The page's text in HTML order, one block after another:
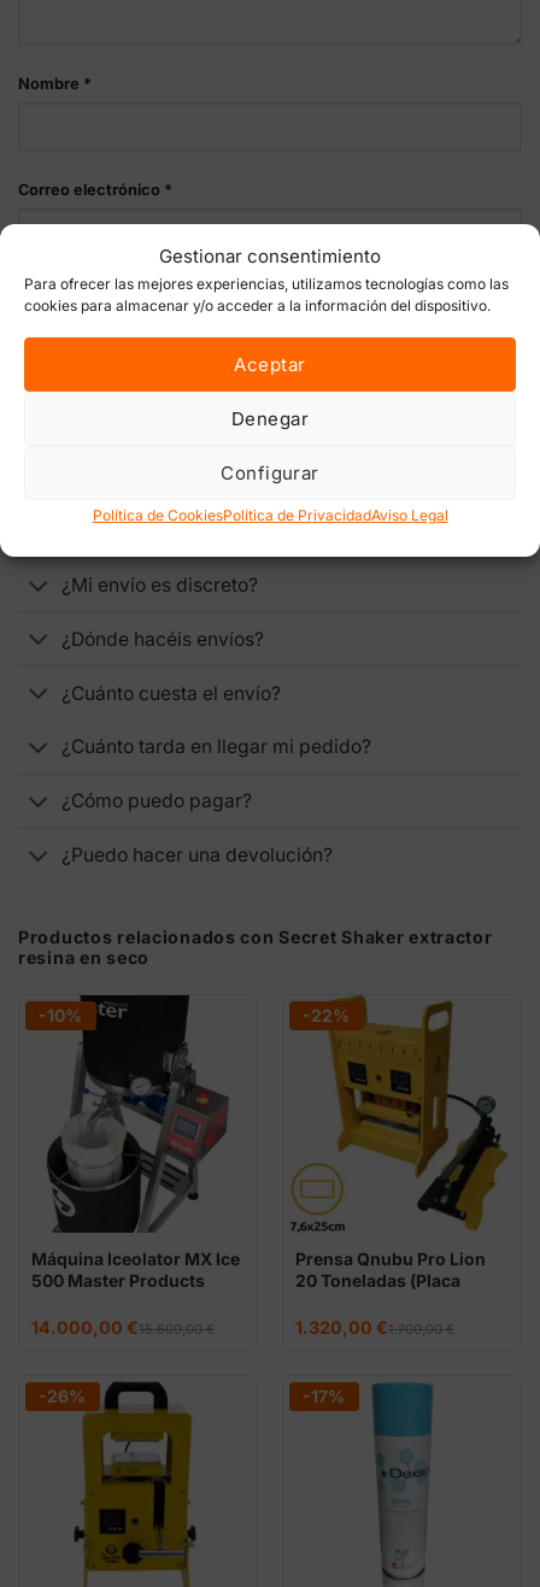
Gestionar consentimiento
Para ofrecer las mejores experiencias, utilizamos tecnologías como las
cookies para almacenar y/o acceder a la información del dispositivo.
Aceptar
Denegar
Configurar
Política de CookiesPolítica de PrivacidadAviso Legal
Nombre *
Correo electrónico *
Guarda mi nombre, correo electrónico y web en este
navegador para la próxima vez que comente.
ENVÍOS, DEVOLUCIONES Y PAGOS
¿Mi envío es discreto?
¿Dónde hacéis envíos?
¿Cuánto cuesta el envío?
¿Cuánto tarda en llegar mi pedido?
¿Cómo puedo pagar?
¿Puedo hacer una devolución?
Productos relacionados con Secret Shaker extractor
resina en seco
-10%
Máquina Iceolator MX Ice
500 Master Products
15.609,00€
El
precio
15.609,00 €.
14.000,00 €
El
precio
14.000,00 €.
-22%
Prensa Qnubu Pro Lion
20 Toneladas (Placa
1.700,00€
El
precio
1.700,00 €.
1.320,00 €
El
precio
1.320,00 €.
-26% -17%